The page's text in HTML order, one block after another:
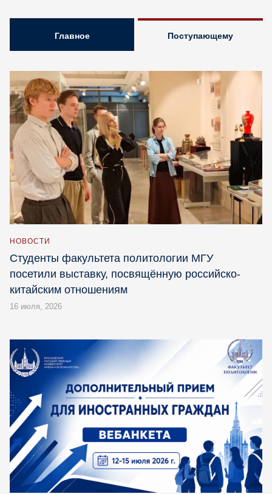
Главное Поступающему
НОВОСТИ
Студенты факультета политологии МГУ
посетили выставку, посвящённую российско-
китайским отношениям
16 июля, 2026